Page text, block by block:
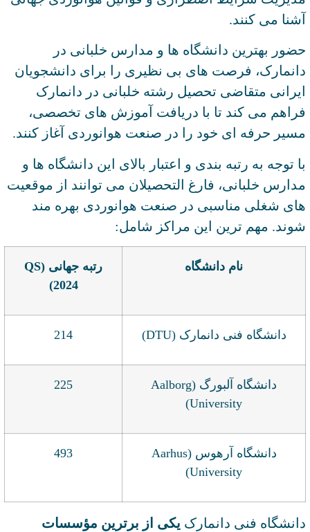
آشنا می کنند.
حضور بهترین دانشگاه ها و مدارس خلبانی در
دانمارک، فرصت های بی نظیری را برای دانشجویان
ایرانی متقاضی تحصیل رشته خلبانی در دانمارک
فراهم می کند تا با دریافت آموزش های تخصصی،
مسیر حرفه ای خود را در صنعت هوانوردی آغاز کنند.
با توجه به رتبه بندی و اعتبار بالای این دانشگاه ها و
مدارس خلبانی، فارغ التحصیلان می توانند از موقعیت
های شغلی مناسبی در صنعت هوانوردی بهره مند
شوند. مهم ترین این مراکز شامل:
نام دانشگاه
رتبه جهانی (QS
2024)
دانشگاه فنی دانمارک (DTU) 214
دانشگاه آلبورگ (Aalborg
University)
225
دانشگاه آرهوس (Aarhus
University)
493
دانشگاه فنی دانمارک یکی از برترین مؤسسات